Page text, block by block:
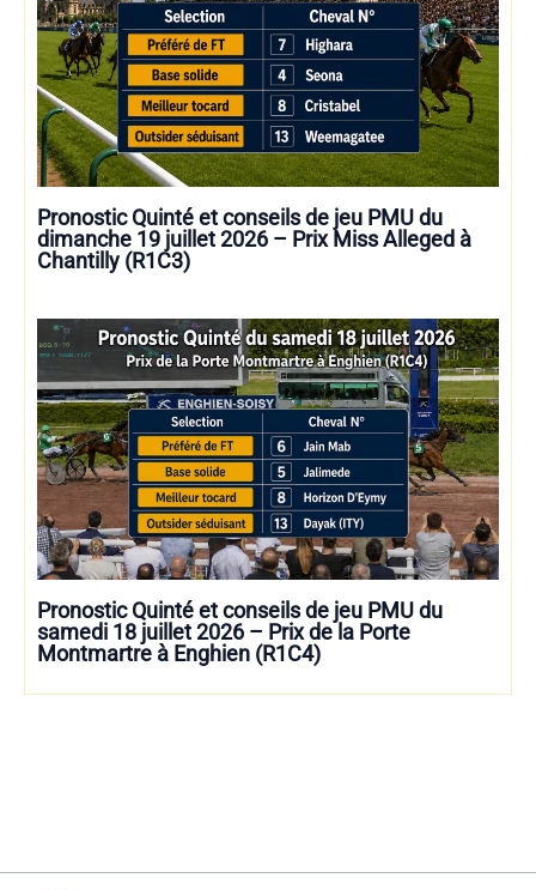
Pronostic Quinté et conseils de jeu PMU du
dimanche 19 juillet 2026 – Prix Miss Alleged à
Chantilly (R1C3)
Pronostic Quinté et conseils de jeu PMU du
samedi 18 juillet 2026 – Prix de la Porte
Montmartre à Enghien (R1C4)